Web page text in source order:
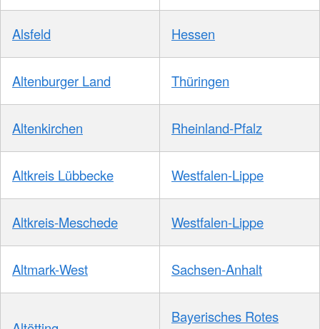
Alsfeld Hessen
Altenburger Land Thüringen
Altenkirchen Rheinland-Pfalz
Altkreis Lübbecke Westfalen-Lippe
Altkreis-Meschede Westfalen-Lippe
Altmark-West Sachsen-Anhalt
Bayerisches Rotes